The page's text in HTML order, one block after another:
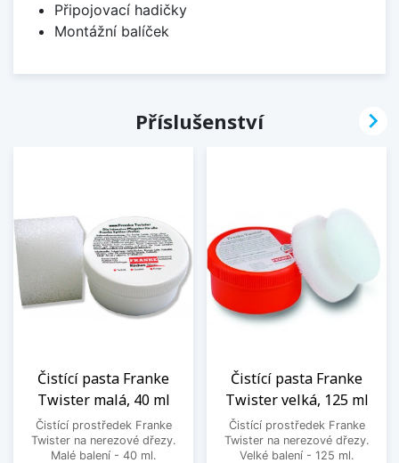
Připojovací hadičky
Montážní balíček
Příslušenství
Čistící pasta Franke
Twister malá, 40 ml
Čistící prostředek Franke
Twister na nerezové dřezy.
Malé balení - 40 ml.
Čistící pasta Franke
Twister velká, 125 ml
Čistící prostředek Franke
Twister na nerezové dřezy.
Velké balení - 125 ml.
